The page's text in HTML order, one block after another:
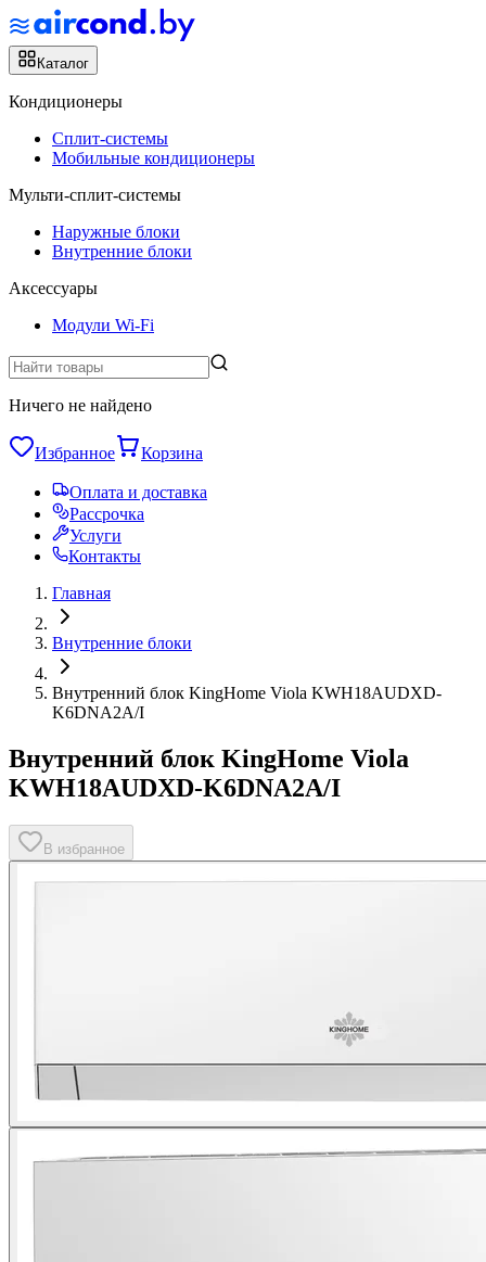
Каталог
Кондиционеры
Сплит-системы
Мобильные кондиционеры
Мульти-сплит-системы
Наружные блоки
Внутренние блоки
Аксессуары
Модули Wi-Fi
Ничего не найдено
Избранное Корзина
Оплата и доставка
Рассрочка
Услуги
Контакты
Главная
Внутренние блоки
Внутренний блок KingHome Viola KWH18AUDXD-
K6DNA2A/I
Внутренний блок KingHome Viola
KWH18AUDXD-K6DNA2A/I
В избранное